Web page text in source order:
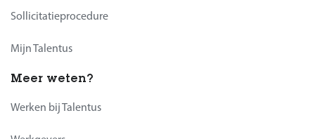
Sollicitatieprocedure
Mijn Talentus
Meer weten?
Werken bij Talentus